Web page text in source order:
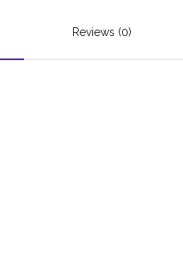
Reviews (0)